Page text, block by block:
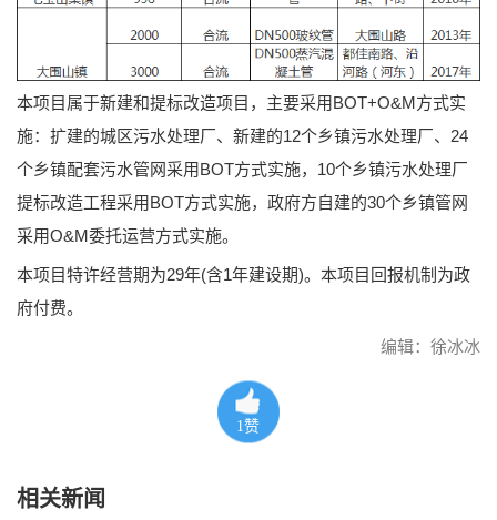
本项目属于新建和提标改造项目，主要采用BOT+O&M方式实
施：扩建的城区污水处理厂、新建的12个乡镇污水处理厂、24
个乡镇配套污水管网采用BOT方式实施，10个乡镇污水处理厂
提标改造工程采用BOT方式实施，政府方自建的30个乡镇管网
采用O&M委托运营方式实施。
本项目特许经营期为29年(含1年建设期)。本项目回报机制为政
府付费。
编辑：徐冰冰
1赞
相关新闻